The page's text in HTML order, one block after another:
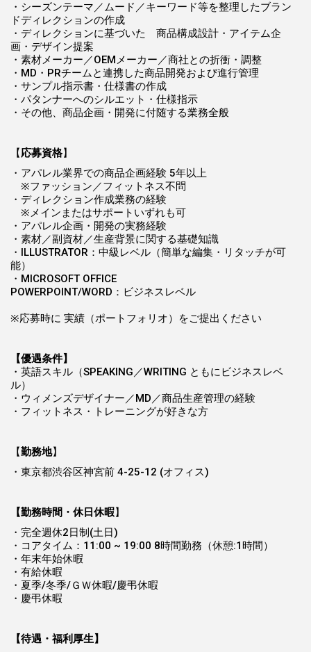
・シーズンテーマ／ムード／キーワード等を整理したブラン
ドディレクションの作成
・ディレクションに基づいた 商品構成設計・アイテム企
画・デザイン提案
・素材メーカー／OEMメーカー／商社との折衝・調整
・MD・PRチームと連携した商品開発および進行管理
・サンプル指示書・仕様書の作成
・パタンナーへのシルエット・仕様指示
・その他、商品企画・開発に付随する業務全般
【 応募資格】
・アパレル業界での商品企画経験 5年以上
※ファッション／フィットネス不問
・ディレクション作成業務の経験
※メインまたはサポートいずれも可
・アパレル企画・開発の実務経験
・素材／副資材／生産背景に関する基礎知識
・ILLUSTRATOR：中級レベル（簡単な編集・リタッチが可
能）
・MICROSOFT OFFICE
POWERPOINT/WORD：ビジネスレベル
※応募時に 実績（ポートフォリオ）をご提出ください
【優遇条件】
・英語スキル（SPEAKING／WRITING ともにビジネスレベ
ル）
・ウィメンズデザイナー／MD／商品生産管理の経験
・フィットネス・トレーニングが好きな方
【勤務地】
・東京都渋谷区神宮前 4-25-12 (オフィス)
【勤務時間・休日休暇】
・完全週休2日制(土日)
・コアタイム：11:00 ~ 19:00 8時間勤務（休憩:1時間）
・年末年始休暇
・有給休暇
・夏季/冬季/ＧＷ休暇/慶弔休暇
・慶弔休暇
【待遇・福利厚生】